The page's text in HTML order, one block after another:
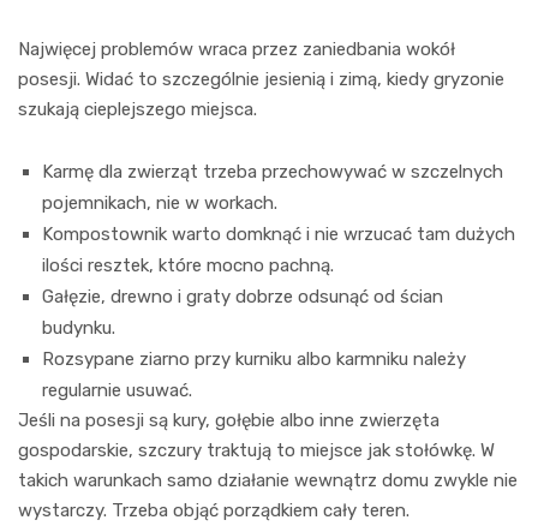
Najwięcej problemów wraca przez zaniedbania wokół
posesji. Widać to szczególnie jesienią i zimą, kiedy gryzonie
szukają cieplejszego miejsca.
Karmę dla zwierząt trzeba przechowywać w szczelnych
pojemnikach, nie w workach.
Kompostownik warto domknąć i nie wrzucać tam dużych
ilości resztek, które mocno pachną.
Gałęzie, drewno i graty dobrze odsunąć od ścian
budynku.
Rozsypane ziarno przy kurniku albo karmniku należy
regularnie usuwać.
Jeśli na posesji są kury, gołębie albo inne zwierzęta
gospodarskie, szczury traktują to miejsce jak stołówkę. W
takich warunkach samo działanie wewnątrz domu zwykle nie
wystarczy. Trzeba objąć porządkiem cały teren.